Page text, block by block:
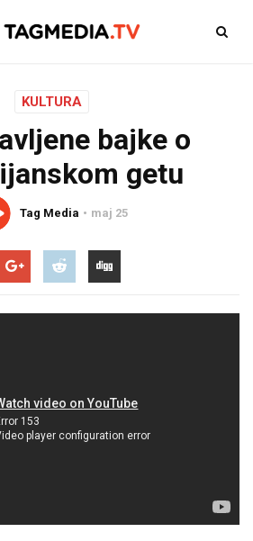
KULTURA
bajke o
getu
Tag Media maj 25